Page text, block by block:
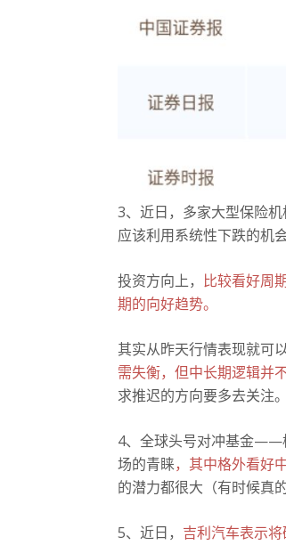
3、近日，多家大型保险
应该利用系统性下跌的机
投资方向上， 比较看好周
期的向好趋势。
其实从昨天行情表现就可
需失衡，但中长期逻辑并
求推迟的方向要多去关注。
4、全球头号对冲基金——
场的青睐，其中格外看好
的潜力都很大（有时候真
5、近日， 吉利汽车表示将